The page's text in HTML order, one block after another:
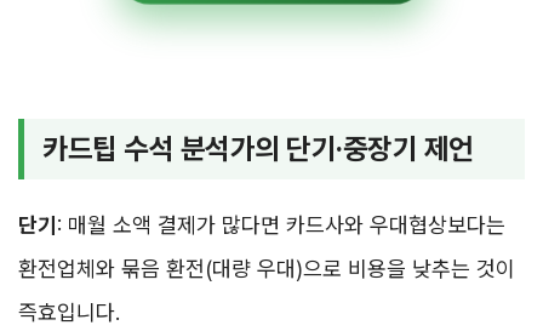
카드팁 수석 분석가의 단기·중장기 제언
단기: 매월 소액 결제가 많다면 카드사와 우대협상보다는
환전업체와 묶음 환전(대량 우대)으로 비용을 낮추는 것이
즉효입니다.